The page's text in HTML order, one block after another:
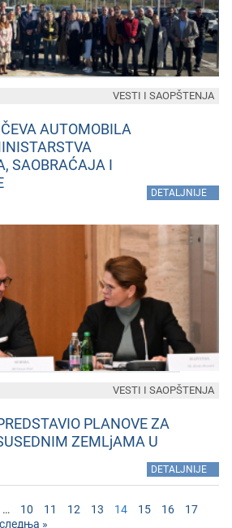
AUTOMOBILA
SAOBRAĆAJA I
DETALJNIJE
VESTI I SAOPŠTENJA
PLANOVE ZA
ZEMLjAMA U
DETALJNIJE
VESTI I SAOPŠTENJA
… 10 11 12 13 14 15 16
17
»